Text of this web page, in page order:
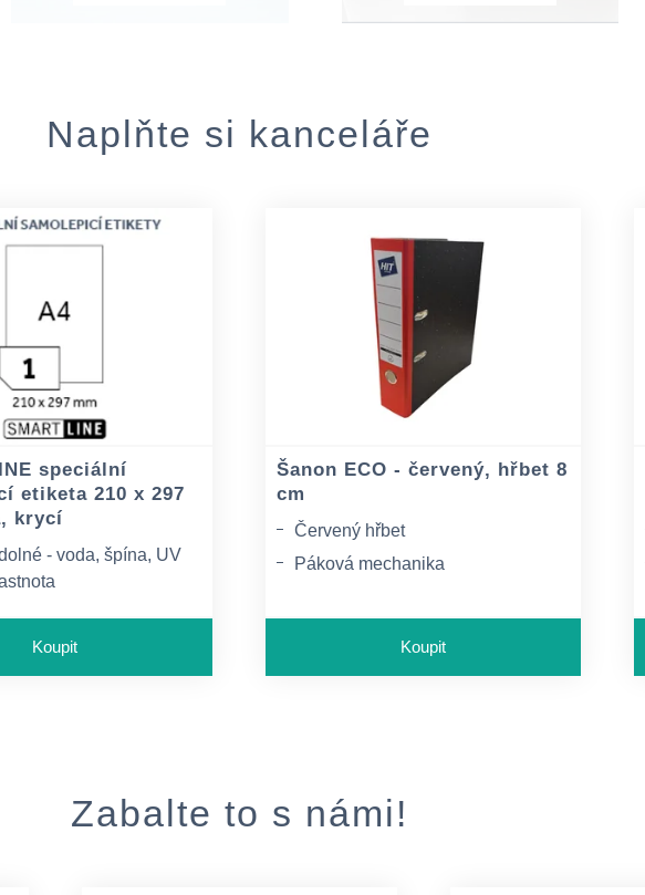
Naplňte si kanceláře
speciální
etiketa 210 x 297
krycí
- voda, špína, UV
z polyesteru
s delší stranou -
Koupit
Šanon ECO - červený, hřbet 8
cm
Červený hřbet
Páková mechanika
Koupit
Zabalte to s námi!